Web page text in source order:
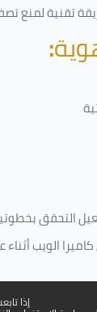
إذا
تقنية لمنع تصفح
:
التحقق
الويب أثناء